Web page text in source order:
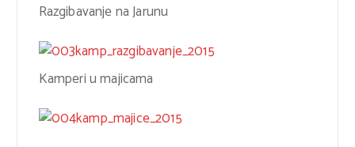
Razgibavanje na Jarunu
Kamperi u majicama